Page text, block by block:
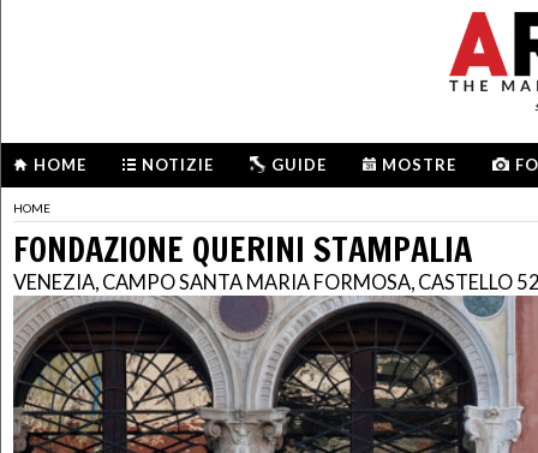
HOME NOTIZIE GUIDE MOSTRE
HOME
FONDAZIONE QUERINI STAMPALIA
VENEZIA, CAMPO SANTA MARIA FORMOSA, CASTELLO